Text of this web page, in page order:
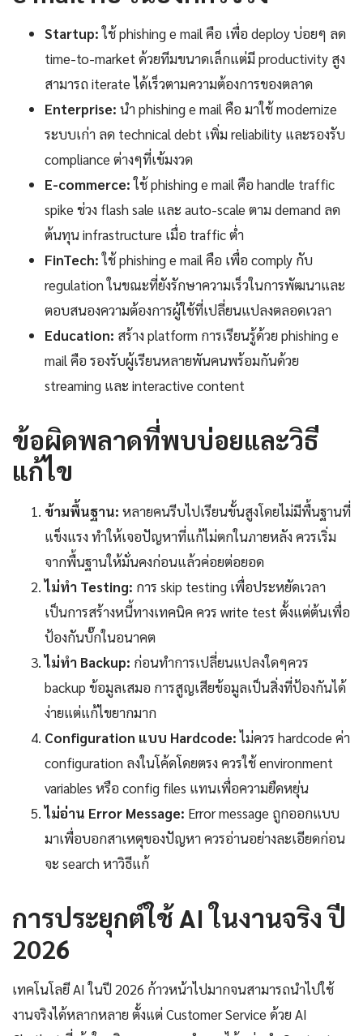
Startup:ใช้ phishing e mail คือ เพื่อ deploy บ่อยๆ ลด
time-to-market ด้วยทีมขนาดเล็กแต่มี productivity สูง
สามารถ iterate ได้เร็วตามความต้องการของตลาด
Enterprise: นำ phishing e mail คือ มาใช้ modernize
ระบบเก่า ลด technical debt เพิ่ม reliability และรองรับ
compliance ต่างๆที่เข้มงวด
E-commerce:ใช้ phishing e mail คือ handle traffic
spike ช่วง flash sale และ auto-scale ตาม demand ลด
ต้นทุน infrastructure เมื่อ traffic ต่ำ
FinTech:ใช้ phishing e mail คือ เพื่อ comply กับ
regulation ในขณะที่ยังรักษาความเร็วในการพัฒนาและ
ตอบสนองความต้องการผู้ใช้ที่เปลี่ยนแปลงตลอดเวลา
Education: สร้าง platform การเรียนรู้ด้วย phishing e
mail คือ รองรับผู้เรียนหลายพันคนพร้อมกันด้วย
streaming และ interactive content
ข้อผิดพลาดที่พบบ่อยและวิธี
แก้ไข
ข้ามพื้นฐาน: หลายคนรีบไปเรียนขั้นสูงโดยไม่มีพื้นฐานที่
แข็งแรง ทำให้เจอปัญหาที่แก้ไม่ตกในภายหลัง ควรเริ่ม
จากพื้นฐานให้มั่นคงก่อนแล้วค่อยต่อยอด
ไม่ทำ Testing: การ skip testing เพื่อประหยัดเวลา
เป็นการสร้างหนี้ทางเทคนิค ควร write test ตั้งแต่ต้นเพื่อ
ป้องกันบั๊กในอนาคต
ไม่ทำ Backup: ก่อนทำการเปลี่ยนแปลงใดๆควร
backup ข้อมูลเสมอ การสูญเสียข้อมูลเป็นสิ่งที่ป้องกันได้
ง่ายแต่แก้ไขยากมาก
Configuration แบบ Hardcode:ไม่ควร hardcode ค่า
configuration ลงในโค้ดโดยตรง ควรใช้ environment
variables หรือ config files แทนเพื่อความยืดหยุ่น
ไม่อ่าน Error Message: Error message ถูกออกแบบ
มาเพื่อบอกสาเหตุของปัญหา ควรอ่านอย่างละเอียดก่อน
จะ search หาวิธีแก้
การประยุกต์ใช้ AI ในงานจริง ปี
2026
เทคโนโลยี AI ในปี 2026 ก้าวหน้าไปมากจนสามารถนำไปใช้
งานจริงได้หลากหลาย ตั้งแต่ Customer Service ด้วย AI